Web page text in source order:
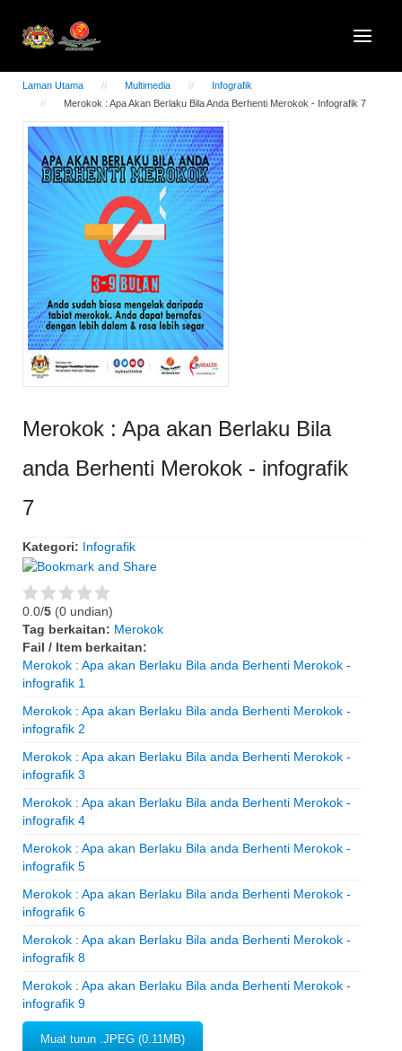
Laman Utama Multimedia
Infografik
Merokok : Apa Akan Berlaku Bila Anda Berhenti Merokok - Infografik 7
Merokok : Apa akan Berlaku Bila
anda Berhenti Merokok - infografik
7
Kategori: Infografik
0.0/5 (0 undian)
Tag berkaitan: Merokok
Fail / Item berkaitan:
Merokok : Apa akan Berlaku Bila anda Berhenti Merokok -
infografik 1
Merokok : Apa akan Berlaku Bila anda Berhenti Merokok -
infografik 2
Merokok : Apa akan Berlaku Bila anda Berhenti Merokok -
infografik 3
Merokok : Apa akan Berlaku Bila anda Berhenti Merokok -
infografik 4
Merokok : Apa akan Berlaku Bila anda Berhenti Merokok -
infografik 5
Merokok : Apa akan Berlaku Bila anda Berhenti Merokok -
infografik 6
Merokok : Apa akan Berlaku Bila anda Berhenti Merokok -
infografik 8
Merokok : Apa akan Berlaku Bila anda Berhenti Merokok -
infografik 9
Muat turun .JPEG (0.11MB)